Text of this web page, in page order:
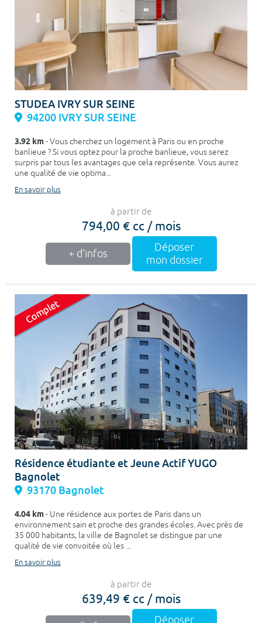
STUDEA IVRY SUR SEINE
94200 IVRY SUR SEINE
3.92 km- Vous cherchez un logement à Paris ou en proche
banlieue ? Si vous optez pour la proche banlieue, vous serez
surpris par tous les avantages que cela représente. Vous aurez
une qualité de vie optima...
En savoir plus
à partir de
794,00 € cc / mois
+ d'infos
Déposer
mon dossier
Résidence étudiante et Jeune Actif YUGO
Bagnolet
93170 Bagnolet
4.04 km- Une résidence aux portes de Paris dans un
environnement sain et proche des grandes écoles. Avec près de
35 000 habitants, la ville de Bagnolet se distingue par une
qualité de vie convoitée où les ...
En savoir plus
à partir de
639,49 € cc / mois
Déposer